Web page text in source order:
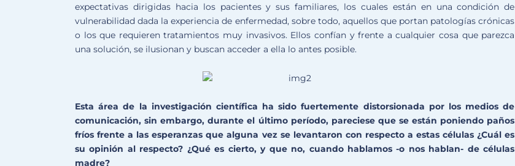
expectativas dirigidas hacia los pacientes y sus familiares, los cuales están en una condición de
vulnerabilidad dada la experiencia de enfermedad, sobre todo, aquellos que portan patologías crónicas
o los que requieren tratamientos muy invasivos. Ellos confían y frente a cualquier cosa que parezca
una solución, se ilusionan y buscan acceder a ella lo antes posible.
Esta área de la investigación científica ha sido fuertemente distorsionada por los medios de
comunicación, sin embargo, durante el último período, pareciese que se están poniendo paños
fríos frente a las esperanzas que alguna vez se levantaron con respecto a estas células ¿Cuál es
su opinión al respecto? ¿Qué es cierto, y que no, cuando hablamos -o nos hablan- de células
madre?